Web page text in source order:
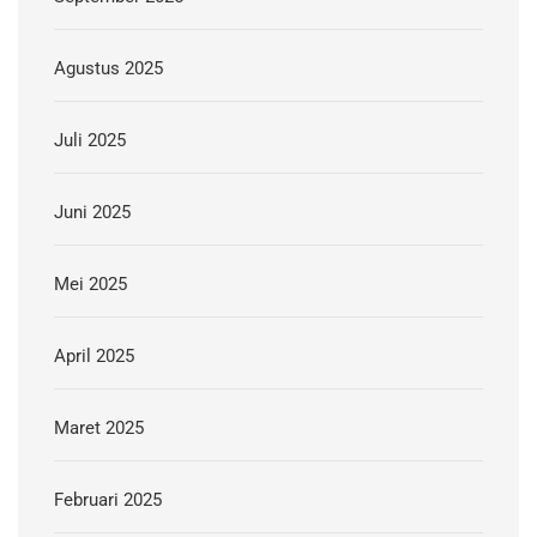
Agustus 2025
Juli 2025
Juni 2025
Mei 2025
April 2025
Maret 2025
Februari 2025